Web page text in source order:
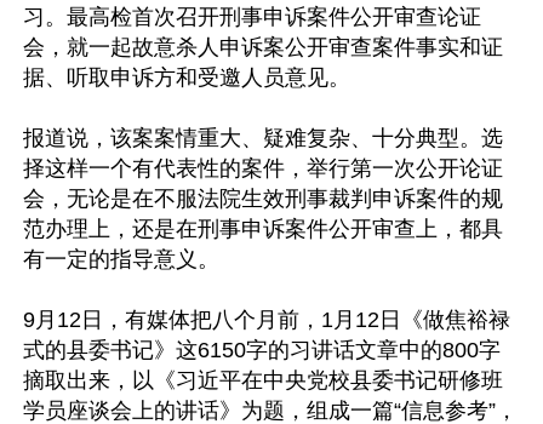
习。最高检首次召开刑事申诉案件公开审查论证
会，就一起故意杀人申诉案公开审查案件事实和证
据、听取申诉方和受邀人员意见。
报道说，该案案情重大、疑难复杂、十分典型。选
择这样一个有代表性的案件，举行第一次公开论证
会，无论是在不服法院生效刑事裁判申诉案件的规
范办理上，还是在刑事申诉案件公开审查上，都具
有一定的指导意义。
9月12日，有媒体把八个月前，1月12日《做焦裕禄
式的县委书记》这6150字的习讲话文章中的800字
摘取出来，以《习近平在中央党校县委书记研修班
学员座谈会上的讲话》为题，组成一篇“信息参考”，